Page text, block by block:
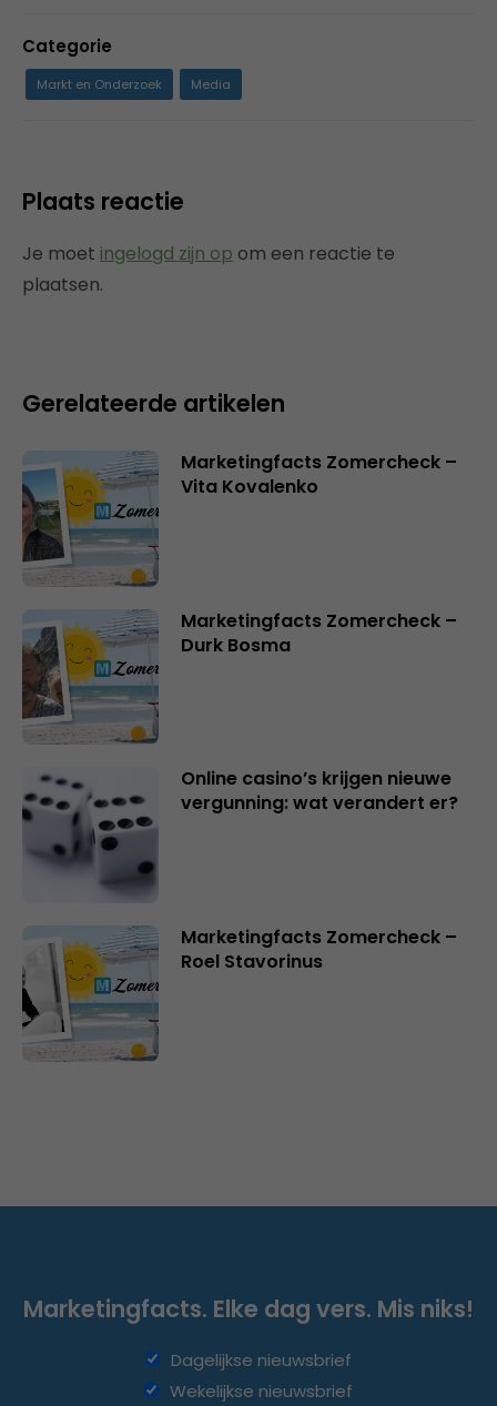
Categorie
Markt en Onderzoek Media
Plaats reactie
Je moet ingelogd zijn op om een reactie te
plaatsen.
Gerelateerde artikelen
Marketingfacts Zomercheck –
Vita Kovalenko
Marketingfacts Zomercheck –
Durk Bosma
Online casino’s krijgen nieuwe
vergunning: wat verandert er?
Marketingfacts Zomercheck –
Roel Stavorinus
Marketingfacts. Elke dag vers. Mis niks!
Dagelijkse nieuwsbrief
Wekelijkse nieuwsbrief